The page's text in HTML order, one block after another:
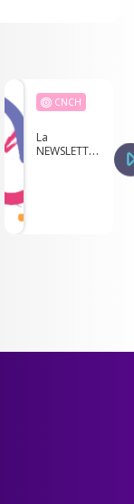
CNCH
La
NEWSLETTER